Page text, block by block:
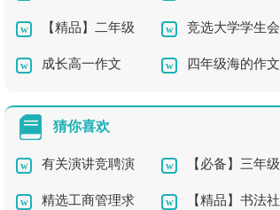
数学说课稿 年级作文
【精品】二年级
作文300字汇总8篇
竞选大学学生会
主席演讲稿
成长高一作文 四年级海的作文
猜你喜欢
有关演讲竞聘演
讲稿模板集合五篇
【必备】三年级
的作文300字合集5篇
精选工商管理求 【精品】书法社